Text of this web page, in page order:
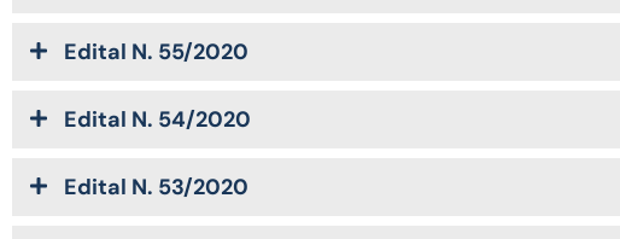
Edital N. 55/2020
Edital N. 54/2020
Edital N. 53/2020